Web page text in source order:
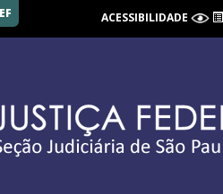
ACESSIBILIDADE